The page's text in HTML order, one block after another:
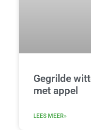
Gegrilde
met appel
LEES MEER»